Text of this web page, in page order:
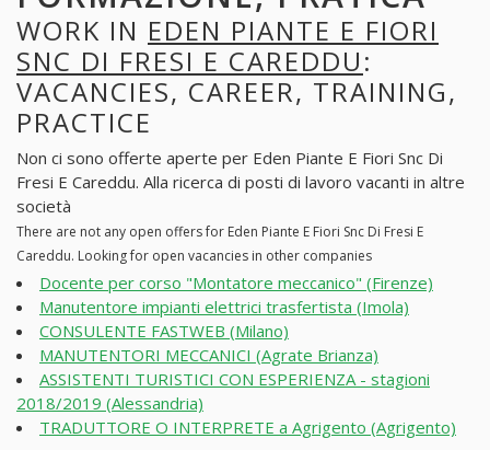
WORK IN EDEN PIANTE E FIORI
SNC DI FRESI E CAREDDU:
VACANCIES, CAREER, TRAINING,
PRACTICE
Non ci sono offerte aperte per Eden Piante E Fiori Snc Di
Fresi E Careddu. Alla ricerca di posti di lavoro vacanti in altre
società
There are not any open offers for Eden Piante E Fiori Snc Di Fresi E
Careddu. Looking for open vacancies in other companies
Docente per corso "Montatore meccanico" (Firenze)
Manutentore impianti elettrici trasfertista (Imola)
CONSULENTE FASTWEB (Milano)
MANUTENTORI MECCANICI (Agrate Brianza)
ASSISTENTI TURISTICI CON ESPERIENZA - stagioni
2018/2019 (Alessandria)
TRADUTTORE O INTERPRETE a Agrigento (Agrigento)